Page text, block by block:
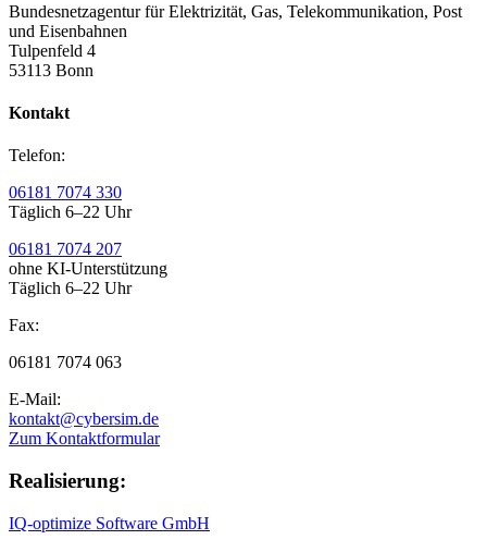
Bundesnetzagentur für Elektrizität, Gas, Telekommunikation, Post
und Eisenbahnen
Tulpenfeld 4
53113 Bonn
Kontakt
Telefon:
06181 7074 330
Täglich 6–22 Uhr
06181 7074 207
ohne KI-Unterstützung
Täglich 6–22 Uhr
Fax:
06181 7074 063
E-Mail:
kontakt@cybersim.de
Zum Kontaktformular
Realisierung:
IQ-optimize Software GmbH